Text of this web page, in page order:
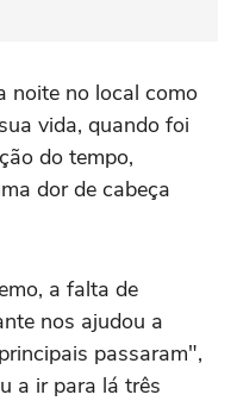
noite no local como
vida, quando foi
do tempo,
dor de cabeça
a falta de
nos ajudou a
passaram",
a ir para lá três